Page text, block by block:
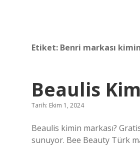
Etiket: Benri markası kimin
Beaulis
Tarih: Ekim 1, 2024
Beaulis kimin markası?
sunuyor. Bee Beauty Türk